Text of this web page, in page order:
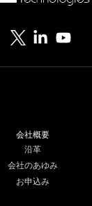
会社概要
沿革
会社のあゆみ
お申込み